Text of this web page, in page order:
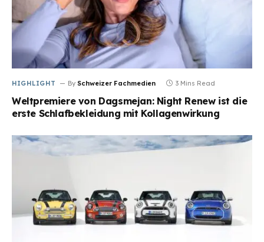
HIGHLIGHT By Schweizer Fachmedien 3 Mins Read
Weltpremiere von Dagsmejan: Night Renew ist die
erste Schlafbekleidung mit Kollagenwirkung